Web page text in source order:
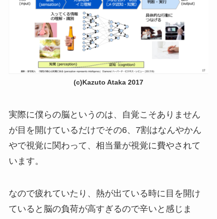
(c)Kazuto Ataka 2017
実際に僕らの脳というのは、自覚こそありません
が目を開けているだけでその6、7割はなんやかん
やで視覚に関わって、相当量が視覚に費やされて
います。
なので疲れていたり、熱が出ている時に目を開け
ていると脳の負荷が高すぎるので辛いと感じま